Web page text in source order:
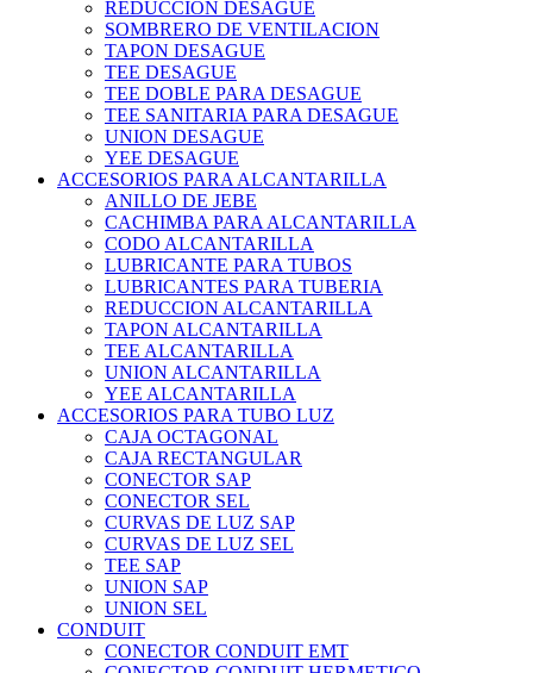
REDUCCION DESAGUE
SOMBRERO DE VENTILACION
TAPON DESAGUE
TEE DESAGUE
TEE DOBLE PARA DESAGUE
TEE SANITARIA PARA DESAGUE
UNION DESAGUE
YEE DESAGUE
ACCESORIOS PARA ALCANTARILLA
ANILLO DE JEBE
CACHIMBA PARA ALCANTARILLA
CODO ALCANTARILLA
LUBRICANTE PARA TUBOS
LUBRICANTES PARA TUBERIA
REDUCCION ALCANTARILLA
TAPON ALCANTARILLA
TEE ALCANTARILLA
UNION ALCANTARILLA
YEE ALCANTARILLA
ACCESORIOS PARA TUBO LUZ
CAJA OCTAGONAL
CAJA RECTANGULAR
CONECTOR SAP
CONECTOR SEL
CURVAS DE LUZ SAP
CURVAS DE LUZ SEL
TEE SAP
UNION SAP
UNION SEL
CONDUIT
CONECTOR CONDUIT EMT